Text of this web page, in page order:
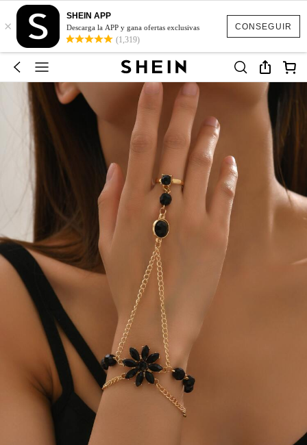
CONSEGUIR
×
SHEIN APP
Descarga la APP y gana ofertas exclusivas
(1,319)